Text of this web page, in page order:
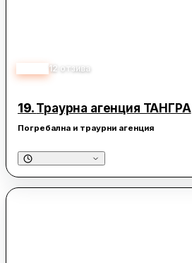
12 отзива
19. Траурна агенция ТАНГРА
Погребална и траурни агенция